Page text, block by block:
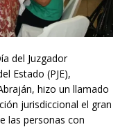
del Juzgador
Estado (PJE),
hizo un llamado
jurisdiccional el gran
las personas con